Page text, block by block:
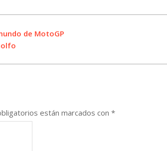
de MotoGP
están marcados con *